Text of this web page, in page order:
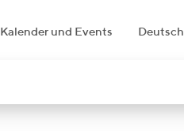
Kalender und Events Deutsch